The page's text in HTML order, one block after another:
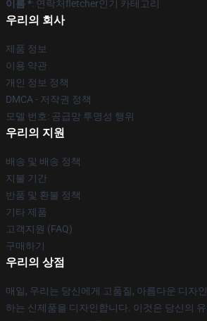
이름 *: 연락처fletcher인기 카테고리
우리의 회사
제품 정보
이용 약관
개인 정보 정책
DMCA - 저작권 정책
모델 번호: 공급망 투명성 행위
우리의 지원
배송 및 배송 정책
지불 기간
반품 및 환불 정책
기타 제품
고객지원 (FAQ)
구매하기
우리의 상점
매일, 우리는 당신에게 고품질, 아름다운 디자
하는 신제품을 디자인합니다. 이것은 당신의